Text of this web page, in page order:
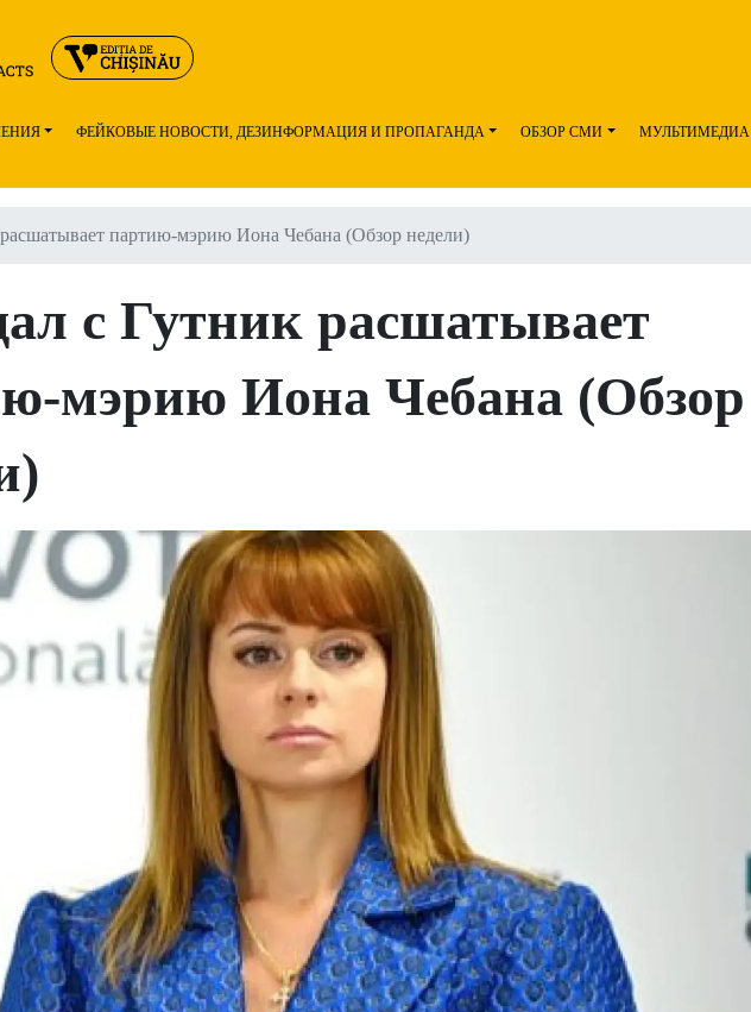
ФЕЙКОВЫЕ НОВОСТИ, ДЕЗИНФОРМАЦИЯ И ПРОПАГАНДА ОБЗОР СМИ МУЛЬТИМЕДИА
партию-мэрию Иона Чебана (Обзор недели)
с Гутник расшатывает
мэрию Иона Чебана (Обзор